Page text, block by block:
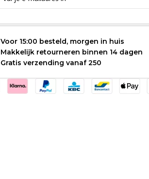
Voor 15:00 besteld, morgen in huis
Makkelijk retourneren binnen 14 dagen
Gratis verzending vanaf 250